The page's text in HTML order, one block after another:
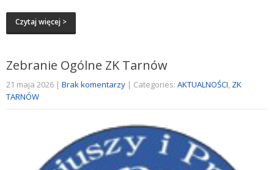
Czytaj więcej >
Zebranie Ogólne ZK Tarnów
21 maja 2026 | Brak komentarzy | Categories: AKTUALNOŚCI, ZK
TARNÓW